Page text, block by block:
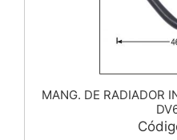
MANG. DE RADIADOR